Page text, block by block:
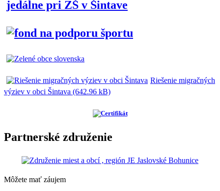
Riešenie migračných
výziev v obci Šintava (642.96 kB)
Partnerské združenie
Môžete mať záujem